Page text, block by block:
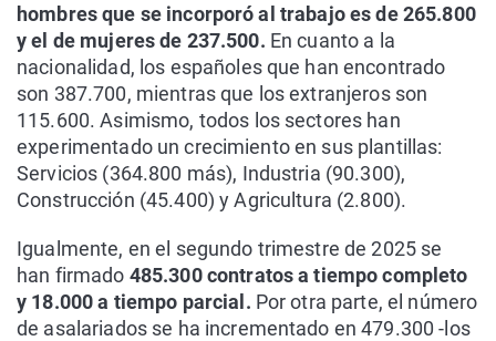
hombres que se incorporó al trabajo es de 265.800
y el de mujeres de 237.500. En cuanto a la
nacionalidad, los españoles que han encontrado
son 387.700, mientras que los extranjeros son
115.600. Asimismo, todos los sectores han
experimentado un crecimiento en sus plantillas:
Servicios (364.800 más), Industria (90.300),
Construcción (45.400) y Agricultura (2.800).
Igualmente, en el segundo trimestre de 2025 se
han firmado 485.300 contratos a tiempo completo
y 18.000 a tiempo parcial. Por otra parte, el número
de asalariados se ha incrementado en 479.300 -los